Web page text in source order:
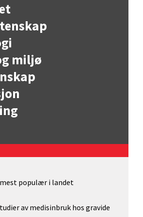
miljø
populær i landet
av medisinbruk hos gravide